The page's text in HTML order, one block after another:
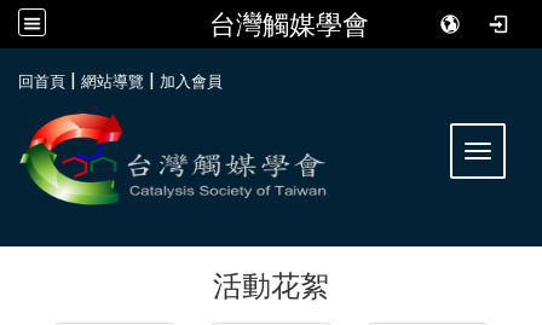
台灣觸媒學會
回首頁 | 網站導覽 | 加入會員
Toggle
活動花絮